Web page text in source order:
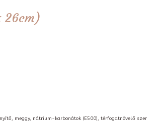
26cm)
meggy, nátrium-karbonátok (E500), térfogatnövelő szer